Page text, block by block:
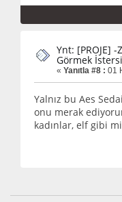
Ynt: [PROJE]
Görmek
« Yanıtla #8 : 01
Yalnız bu Aes
onu merak
kadınlar, elf gibi